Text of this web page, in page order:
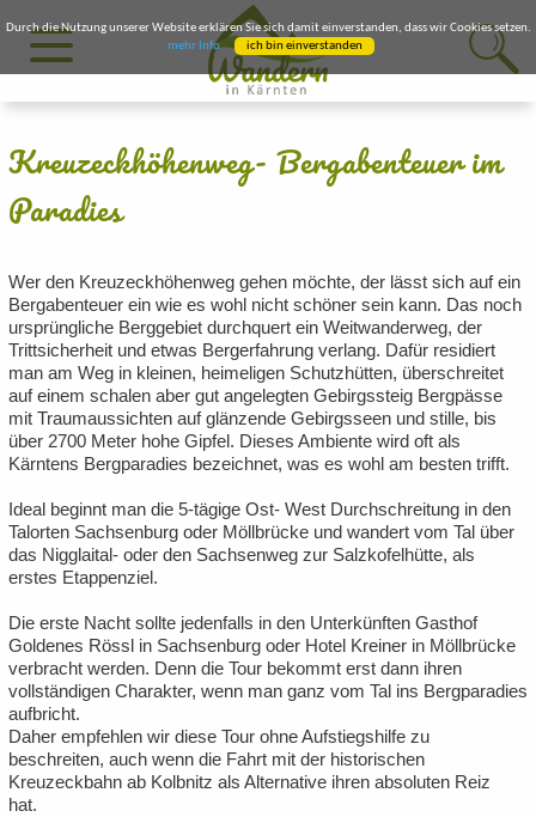
Durch die Nutzung unserer Website erklären Sie sich damit einverstanden, dass wir Cookies setzen.
mehr Info
ich bin einverstanden
Kreuzeckhöhenweg- Bergabenteuer im
Paradies
Wer den Kreuzeckhöhenweg gehen möchte, der lässt sich auf ein
Bergabenteuer ein wie es wohl nicht schöner sein kann. Das noch
ursprüngliche Berggebiet durchquert ein Weitwanderweg, der
Trittsicherheit und etwas Bergerfahrung verlang. Dafür residiert
man am Weg in kleinen, heimeligen Schutzhütten, überschreitet
auf einem schalen aber gut angelegten Gebirgssteig Bergpässe
mit Traumaussichten auf glänzende Gebirgsseen und stille, bis
über 2700 Meter hohe Gipfel. Dieses Ambiente wird oft als
Kärntens Bergparadies bezeichnet, was es wohl am besten trifft.
Ideal beginnt man die 5-tägige Ost- West Durchschreitung in den
Talorten Sachsenburg oder Möllbrücke und wandert vom Tal über
das Nigglaital- oder den Sachsenweg zur Salzkofelhütte, als
erstes Etappenziel.
Die erste Nacht sollte jedenfalls in den Unterkünften Gasthof
Goldenes Rössl in Sachsenburg oder Hotel Kreiner in Möllbrücke
verbracht werden. Denn die Tour bekommt erst dann ihren
vollständigen Charakter, wenn man ganz vom Tal ins Bergparadies
aufbricht.
Daher empfehlen wir diese Tour ohne Aufstiegshilfe zu
beschreiten, auch wenn die Fahrt mit der historischen
Kreuzeckbahn ab Kolbnitz als Alternative ihren absoluten Reiz
hat.